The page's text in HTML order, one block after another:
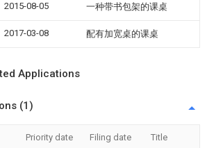
2015-08-05 一种带书包架的课桌
2017-03-08 配有加宽桌的课桌
Applications
(1)
Priority date Filing date Title